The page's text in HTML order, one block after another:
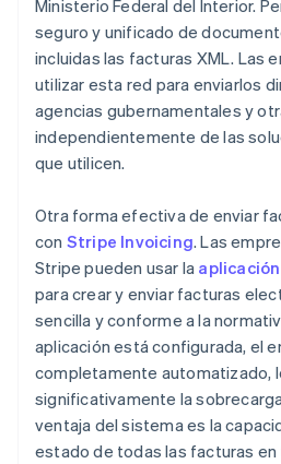
Ministerio Federal del Interior.
seguro y unificado de
incluidas las facturas XML. Las
utilizar esta red para enviarlos
agencias gubernamentales y
independientemente de las
que utilicen.
Otra forma efectiva de enviar
con Stripe Invoicing. Las
Stripe pueden usar la
para crear y enviar facturas
sencilla y conforme a la
aplicación está configurada, el
completamente automatizado,
significativamente la
ventaja del sistema es la
estado de todas las facturas en